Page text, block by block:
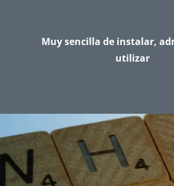
Muy sencilla de instalar,
utilizar